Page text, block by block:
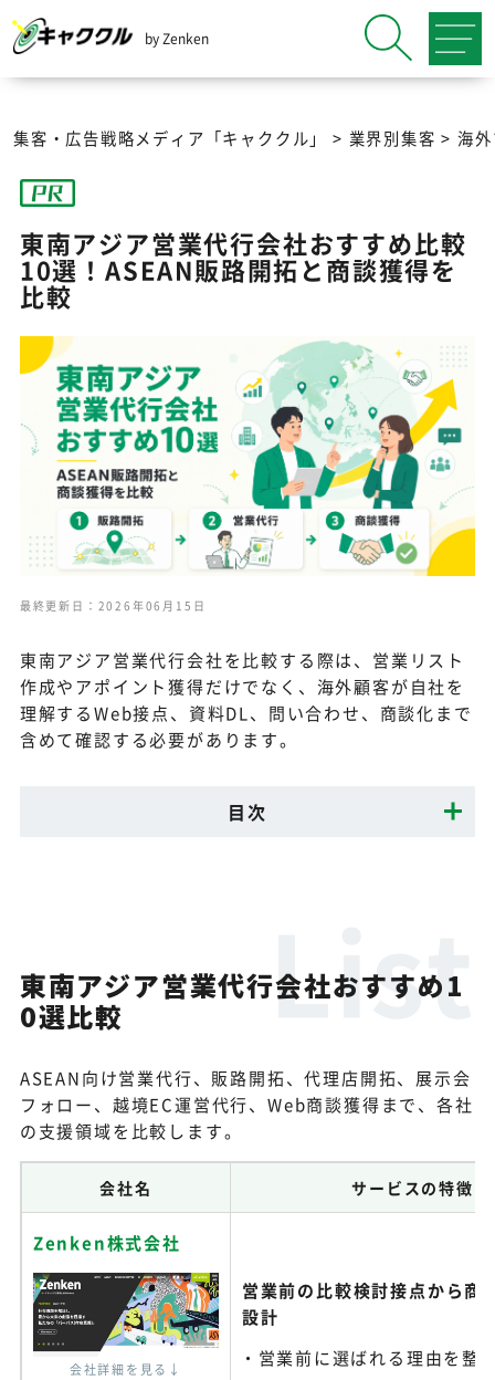
by Zenken
集客・広告戦略メディア「キャククル」 > 業界別集客 > 海
東南アジア営業代行会社おすすめ比較
10選！ASEAN販路開拓と商談獲得を
比較
最終更新日：2026年06月15日
東南アジア営業代行会社を比較する際は、営業リスト
作成やアポイント獲得だけでなく、海外顧客が自社を
理解するWeb接点、資料DL、問い合わせ、商談化まで
含めて確認する必要があります。
目次
東南アジア営業代行会社おすすめ1
0選比較
ASEAN向け営業代行、販路開拓、代理店開拓、展示会
フォロー、越境EC運営代行、Web商談獲得まで、各社
の支援領域を比較します。
会社名 サービスの特徴
Zenken株式会社
会社詳細を見る↓
営業前の比較検討接点から商
設計
営業前に選ばれる理由を整